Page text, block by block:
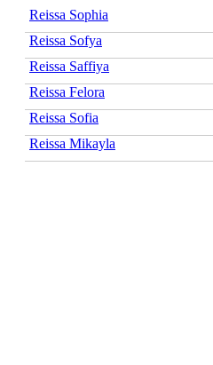
Reissa Sophia
Reissa Sofya
Reissa Saffiya
Reissa Felora
Reissa Sofia
Reissa Mikayla